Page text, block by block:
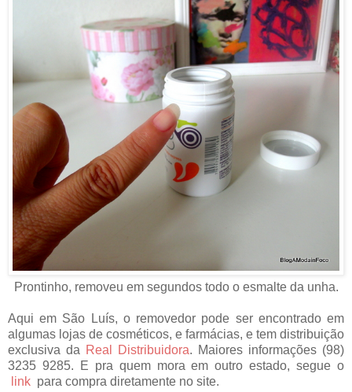
Prontinho, removeu em segundos todo o esmalte da unha.
Aqui em São Luís, o removedor pode ser encontrado em
algumas lojas de cosméticos, e farmácias, e tem distribuição
exclusiva da Real Distribuidora. Maiores informações (98)
3235 9285. E pra quem mora em outro estado, segue o
link para compra diretamente no site.